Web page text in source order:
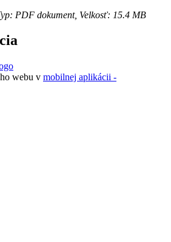
PDF dokument, Velkosť: 15.4 MB
webu v mobilnej aplikácii -